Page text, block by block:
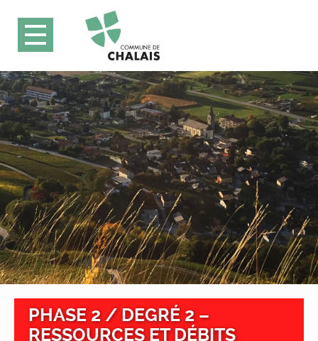
PHASE 2 / DEGRÉ 2 –
RESSOURCES ET DÉBITS